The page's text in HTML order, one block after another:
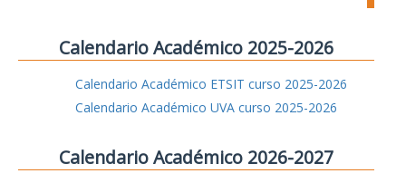
Calendario Académico 2025-2026
Calendario Académico ETSIT curso 2025-2026
Calendario Académico UVA curso 2025-2026
Calendario Académico 2026-2027